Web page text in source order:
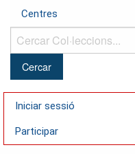
Centres
Cercar
Col·leccions...
Iniciar sessió
Participar